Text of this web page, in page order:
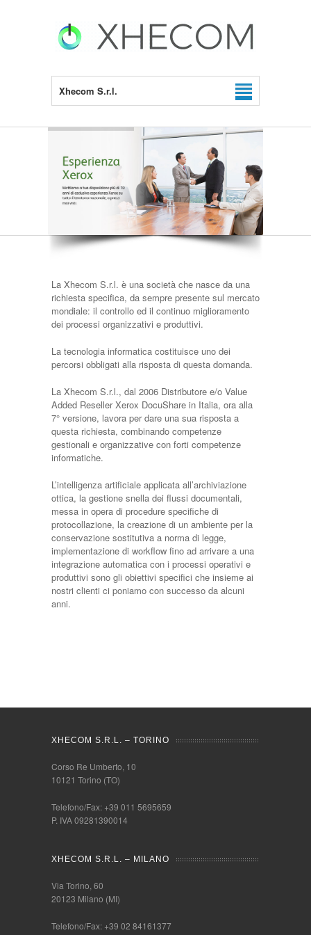
Xhecom S.r.l.
La Xhecom S.r.l. è una società che nasce da una
richiesta specifica, da sempre presente sul mercato
mondiale: il controllo ed il continuo miglioramento
dei processi organizzativi e produttivi.
La tecnologia informatica costituisce uno dei
percorsi obbligati alla risposta di questa domanda.
La Xhecom S.r.l., dal 2006 Distributore e/o Value
Added Reseller Xerox DocuShare in Italia, ora alla
7° versione, lavora per dare una sua risposta a
questa richiesta, combinando competenze
gestionali e organizzative con forti competenze
informatiche.
L’intelligenza artificiale applicata all’archiviazione
ottica, la gestione snella dei flussi documentali,
messa in opera di procedure specifiche di
protocollazione, la creazione di un ambiente per la
conservazione sostitutiva a norma di legge,
implementazione di workflow fino ad arrivare a una
integrazione automatica con i processi operativi e
produttivi sono gli obiettivi specifici che insieme ai
nostri clienti ci poniamo con successo da alcuni
anni.
XHECOM S.R.L. – TORINO
Corso Re Umberto, 10
10121 Torino (TO)
Telefono/Fax: +39 011 5695659
P. IVA 09281390014
XHECOM S.R.L. – MILANO
Via Torino, 60
20123 Milano (MI)
Telefono/Fax: +39 02 84161377